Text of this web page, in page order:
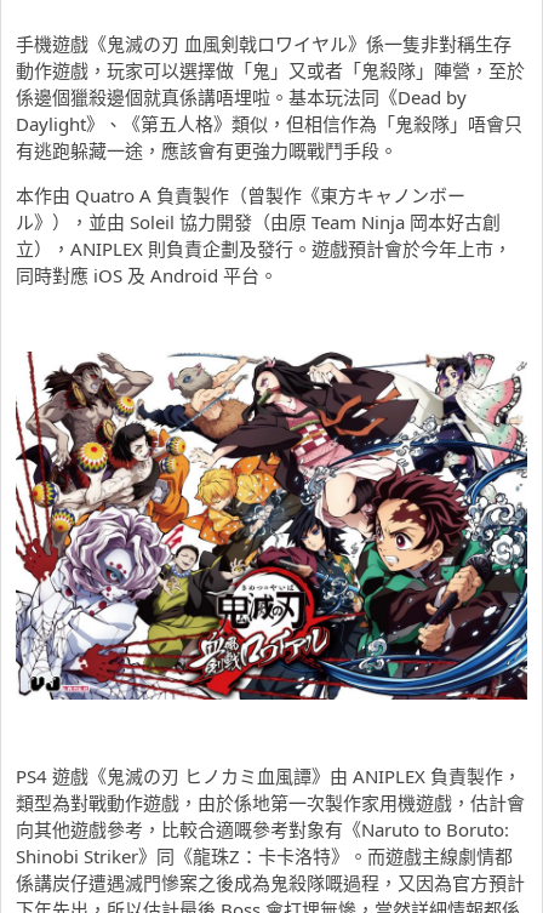
手機遊戲《鬼滅の刃 血風剣戟ロワイヤル》係一隻非對稱生存
動作遊戲，玩家可以選擇做「鬼」又或者「鬼殺隊」陣營，至於
係邊個獵殺邊個就真係講唔埋啦。基本玩法同《Dead by
Daylight》、《第五人格》類似，但相信作為「鬼殺隊」唔會只
有逃跑躲藏一途，應該會有更強力嘅戰鬥手段。
本作由 Quatro A 負責製作（曾製作《東方キャノンボー
ル》），並由 Soleil 協力開發（由原 Team Ninja 岡本好古創
立），ANIPLEX 則負責企劃及發行。遊戲預計會於今年上市，
同時對應 iOS 及 Android 平台。
PS4 遊戲《鬼滅の刃 ヒノカミ血風譚》由 ANIPLEX 負責製作，
類型為對戰動作遊戲，由於係地第一次製作家用機遊戲，估計會
向其他遊戲參考，比較合適嘅參考對象有《Naruto to Boruto:
Shinobi Striker》同《龍珠Z：卡卡洛特》。而遊戲主線劇情都
係講炭仔遭遇滅門慘案之後成為鬼殺隊嘅過程，又因為官方預計